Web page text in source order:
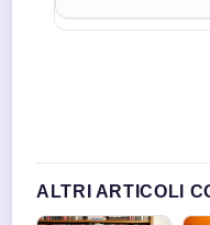
ALTRI ARTICOLI